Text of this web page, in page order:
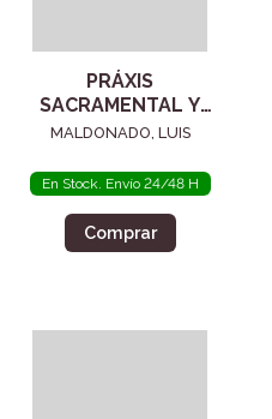
PRÁXIS
SACRAMENTAL Y
COMPROMISO DE
MALDONADO, LUIS
En Stock. Envío 24/48 H
Comprar